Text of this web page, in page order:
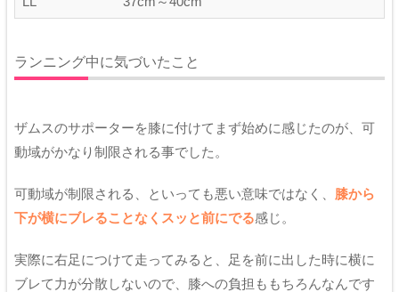
ランニング中に気づいたこと
ザムスのサポーターを膝に付けてまず始めに感じたのが、可
動域がかなり制限される事でした。
可動域が制限される、といっても悪い意味ではなく、 膝から
下が横にブレることなくスッと前にでる感じ。
実際に右足につけて走ってみると、足を前に出した時に横に
ブレて力が分散しないので、膝への負担ももちろんなんです